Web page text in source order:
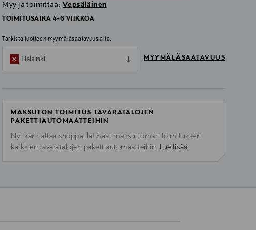
Myy ja toimittaa: Vepsäläinen
TOIMITUSAIKA 4-6 VIIKKOA
Tarkista tuotteen myymäläsaatavuus alta.
Helsinki MYYMÄLÄSAATAVUUS
MAKSUTON TOIMITUS TAVARATALOJEN
PAKETTIAUTOMAATTEIHIN
Nyt kannattaa shoppailla! Saat maksuttoman toimituksen
kaikkien tavaratalojen pakettiautomaatteihin. Lue lisää